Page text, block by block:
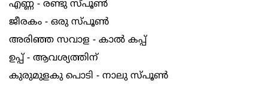
എണ്ണ - രണ്ടു സ്പൂണ്‍
ജീരകം - ഒരു സ്പൂണ്‍
അരിഞ്ഞ സവാള - കാല്‍ കപ്പ്
ഉപ്പ് - ആവശ്യത്തിന്
കുരുമുളകു പൊടി - നാലു സ്പൂണ്‍